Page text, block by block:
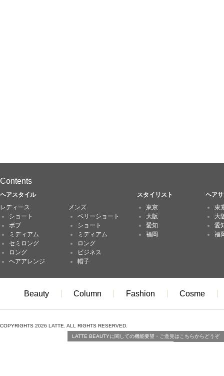
Contents
ヘアスタイル スタイリスト
ヘア
レディース
ショート
ボブ
ミディアム
セミロング
ロング
ヘアアレンジ
メンズ
ベリーショート
ショート
ミディアム
ロング
ビジネス
帽子
東京
大阪
愛知
福岡
東
大
愛
福
Beauty Column Fashion Cosme
COPYRIGHTS 2026 LATTE. ALL RIGHTS RESERVED.
LATTE BEAUTYに関しての機能要望・ご意見はこちらからどうぞ